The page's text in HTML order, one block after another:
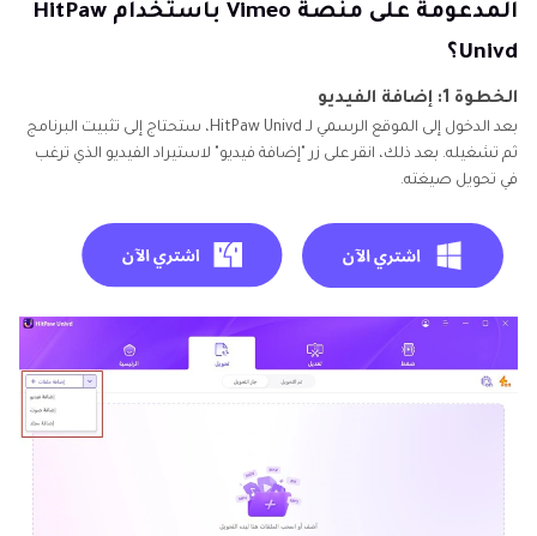
المدعومة على منصة Vimeo باستخدام HitPaw
Univd؟
الخطوة 1: إضافة الفيديو
بعد الدخول إلى الموقع الرسمي لـ HitPaw Univd، ستحتاج إلى تثبيت البرنامج
ثم تشغيله. بعد ذلك، انقر على زر "إضافة فيديو" لاستيراد الفيديو الذي ترغب
في تحويل صيغته.